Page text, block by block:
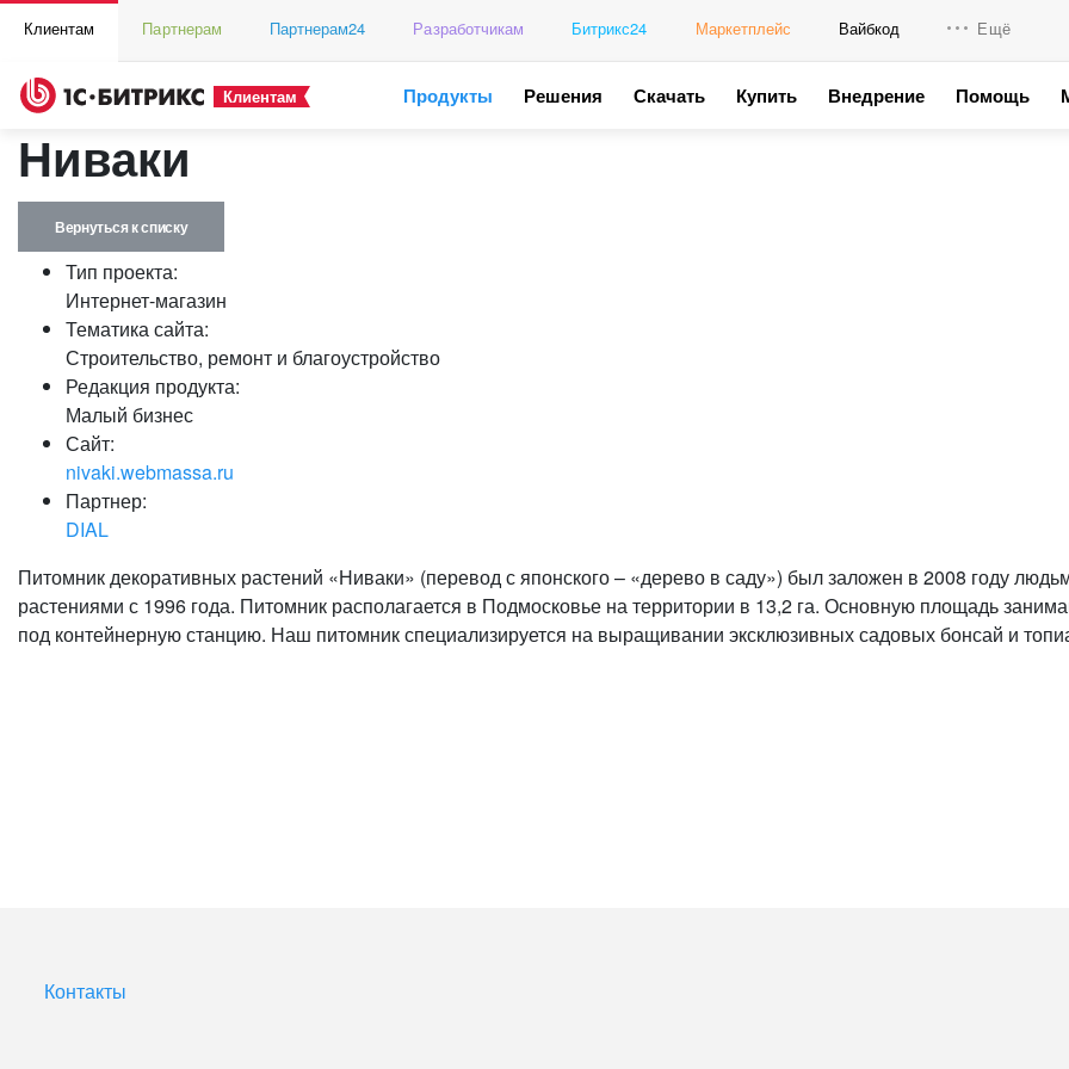
Клиентам Партнерам Партнерам24 Разработчикам Битрикс24 Маркетплейс Вайбкод Ещё
Клиентам Продукты Решения Скачать Купить Внедрение Помощь
Ниваки
Вернуться к списку
Тип проекта:
Интернет-магазин
Тематика сайта:
Строительство, ремонт и благоустройство
Редакция продукта:
Малый бизнес
Сайт:
nivaki.webmassa.ru
Партнер:
DIAL
Питомник декоративных растений «Ниваки» (перевод с японского – «дерево в саду») был заложен в 2008 году
растениями с 1996 года. Питомник располагается в Подмосковье на территории в 13,2 га. Основную площадь
под контейнерную станцию. Наш питомник специализируется на выращивании эксклюзивных садовых бонсай и
Контакты